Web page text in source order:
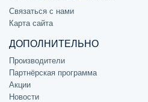
Связаться с нами
Карта сайта
ДОПОЛНИТЕЛЬНО
Производители
Партнёрская программа
Акции
Новости